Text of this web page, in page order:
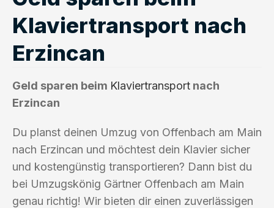
Klaviertransport nach
Erzincan
Geld sparen beim Klaviertransport nach
Erzincan
Du planst deinen Umzug von Offenbach am Main
nach Erzincan und möchtest dein Klavier sicher
und kostengünstig transportieren? Dann bist du
bei Umzugskönig Gärtner Offenbach am Main
genau richtig! Wir bieten dir einen zuverlässigen